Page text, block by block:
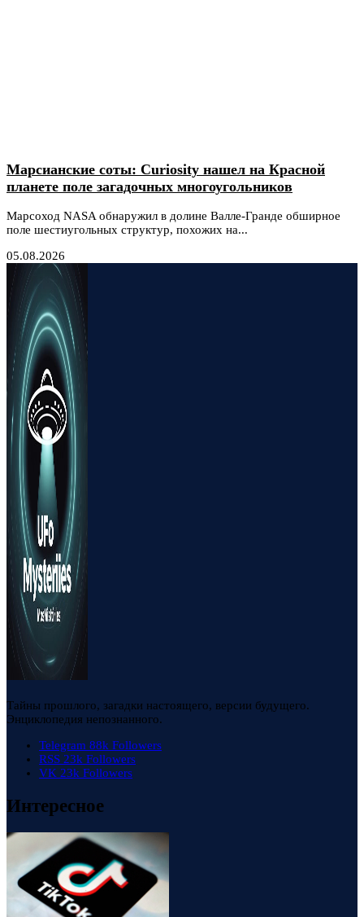
Марсианские соты: Curiosity нашел на Красной
планете поле загадочных многоугольников
Марсоход NASA обнаружил в долине Валле-Гранде обширное
поле шестиугольных структур, похожих на...
05.08.2026
Тайны прошлого, загадки настоящего, версии будущего.
Энциклопедия непознанного.
Telegram 88k Followers
RSS 23k Followers
VK 23k Followers
Интересное